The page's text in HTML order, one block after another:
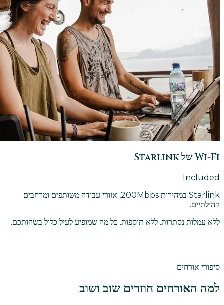
Wi-Fi של Starlink
Included
Starlink במהירות 200Mbps, אזורי עבודה משותפים ומרחבים
קהילתיים.
ללא עמלות נסתרות. ללא תוספות. כל מה שמופיע לעיל כלול בשהותכם.
סיפורי אורחים
למה האורחים חוזרים שוב ושוב